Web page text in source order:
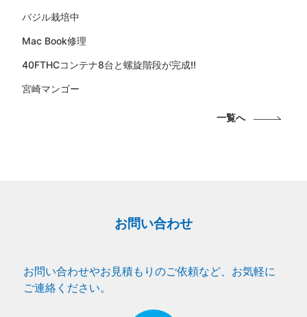
バジル栽培中
Mac Book修理
40FTHCコンテナ8台と螺旋階段が完成!!
宮崎マンゴー
一覧へ
お問い合わせ
お問い合わせやお見積もりのご依頼など、お気軽に
ご連絡ください。